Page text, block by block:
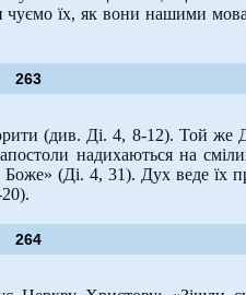
чуємо їх, як вони нашими
263
(див. Ді. 4, 8-12). Той же
надихаються на
(Ді. 4, 31). Дух веде їх
264